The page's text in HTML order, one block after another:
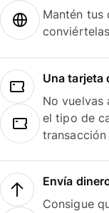
Mantén tus
Una tarjeta
No vuelvas
el tipo de
Envía
Consigue